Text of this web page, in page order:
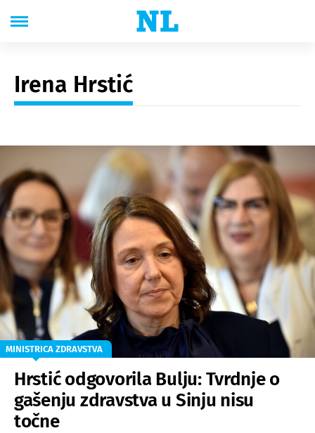
Irena Hrstić
MINISTRICA ZDRAVSTVA
Hrstić odgovorila Bulju: Tvrdnje o
gašenju zdravstva u Sinju nisu
točne